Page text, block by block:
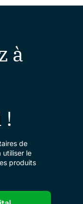
à
de
utiliser le
produits